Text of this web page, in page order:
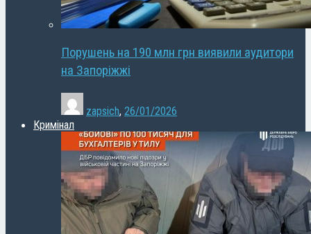
Порушень на 190 млн грн виявили аудитори
на Запоріжжі
zapsich, 26/01/2026
Кримінал